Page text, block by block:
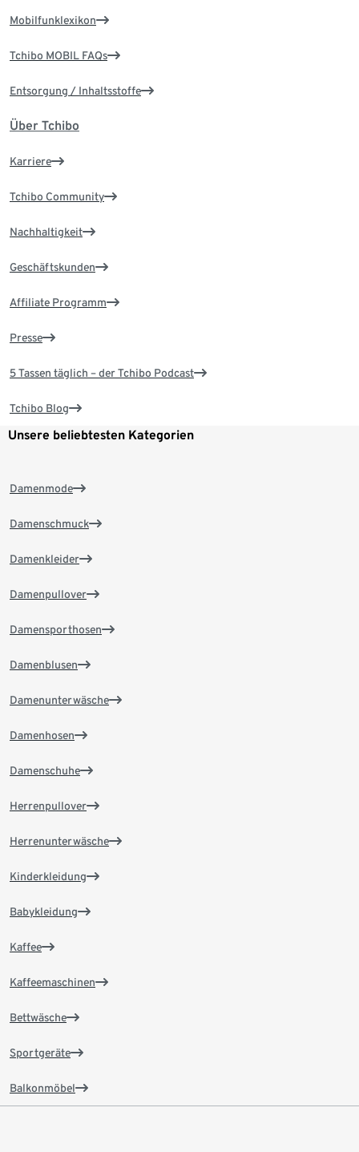
Mobilfunklexikon
Tchibo MOBIL FAQs
Entsorgung / Inhaltsstoffe
Über Tchibo
Karriere
Tchibo Community
Nachhaltigkeit
Geschäftskunden
Affiliate Programm
Presse
5 Tassen täglich – der Tchibo Podcast
Tchibo Blog
Unsere beliebtesten Kategorien
Damenmode
Damenschmuck
Damenkleider
Damenpullover
Damensporthosen
Damenblusen
Damenunterwäsche
Damenhosen
Damenschuhe
Herrenpullover
Herrenunterwäsche
Kinderkleidung
Babykleidung
Kaffee
Kaffeemaschinen
Bettwäsche
Sportgeräte
Balkonmöbel